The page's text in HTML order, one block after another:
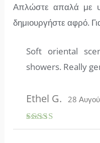
Απλώστε απαλά με
δημιουργήστε αφρό.
Βαθμολογ
Ethel G. 28
Soft oriental
showers. Really